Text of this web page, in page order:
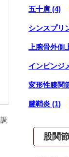
五十肩 (4)
シンスプリ
上腕骨外
インピンジ
変形性膝関
腱鞘炎 (1)
股関